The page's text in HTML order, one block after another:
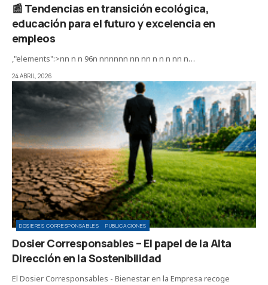
📰 Tendencias en transición ecológica,
educación para el futuro y excelencia en
empleos
,"elements":>nn n n 96n nnnnnn nn nn n n n nn n…
24 ABRIL, 2026
DOSIERES CORRESPONSABLES PUBLICACIONES
Dosier Corresponsables – El papel de la Alta
Dirección en la Sostenibilidad
El Dosier Corresponsables - Bienestar en la Empresa recoge